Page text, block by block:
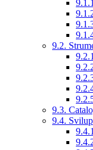
9.2.
9.3.
9.4.